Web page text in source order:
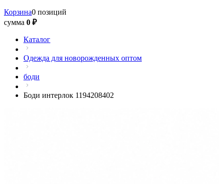
Корзина0 позиций
сумма 0 ₽
Каталог
Одежда для новорожденных оптом
боди
Боди интерлок 1194208402